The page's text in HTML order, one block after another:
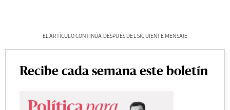
EL ARTÍCULO CONTINÚA DESPUÉS DEL SIGUIENTE MENSAJE
Recibe cada semana este boletín